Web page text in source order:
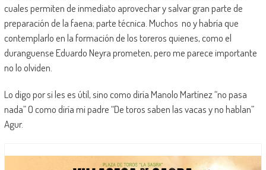
cuales permiten de inmediato aprovechar y salvar gran parte de
preparación de la faena; parte técnica. Muchos no y habría que
contemplarlo en la formación de los toreros quienes, como el
duranguense Eduardo Neyra prometen, pero me parece importante
no lo olviden.
Lo digo por si les es útil, sino como diría Manolo Martínez “no pasa
nada” O como diría mi padre “De toros saben las vacas y no hablan”
Agur.